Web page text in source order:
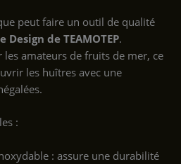
peut faire un outil de qualité
de TEAMOTEP.
les amateurs de fruits de mer, ce
les huîtres avec une
:
: assure une durabilité